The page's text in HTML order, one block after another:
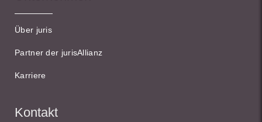
Über juris
Partner der jurisAllianz
Karriere
Kontakt